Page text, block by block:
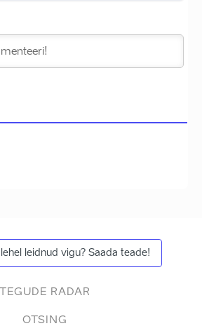
leidnud vigu? Saada teade!
TEGUDE RADAR
OTSING